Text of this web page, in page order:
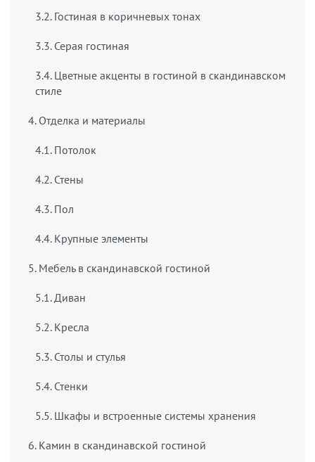
3.2. Гостиная в коричневых тонах
3.3. Серая гостиная
3.4. Цветные акценты в гостиной в скандинавском
стиле
4. Отделка и материалы
4.1. Потолок
4.2. Стены
4.3. Пол
4.4. Крупные элементы
5. Мебель в скандинавской гостиной
5.1. Диван
5.2. Кресла
5.3. Столы и стулья
5.4. Стенки
5.5. Шкафы и встроенные системы хранения
6. Камин в скандинавской гостиной